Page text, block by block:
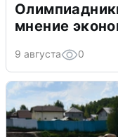
мнение
9 августа 0